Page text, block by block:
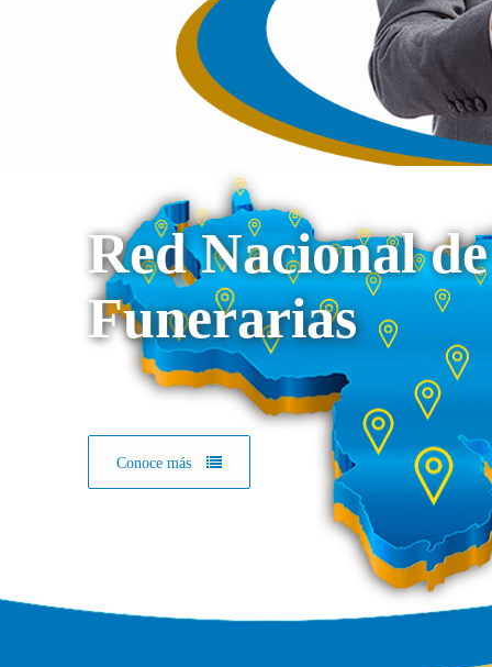
Red Nacional de
Funerarias
Conoce más